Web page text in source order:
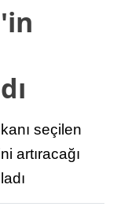
seçilen
artıracağı